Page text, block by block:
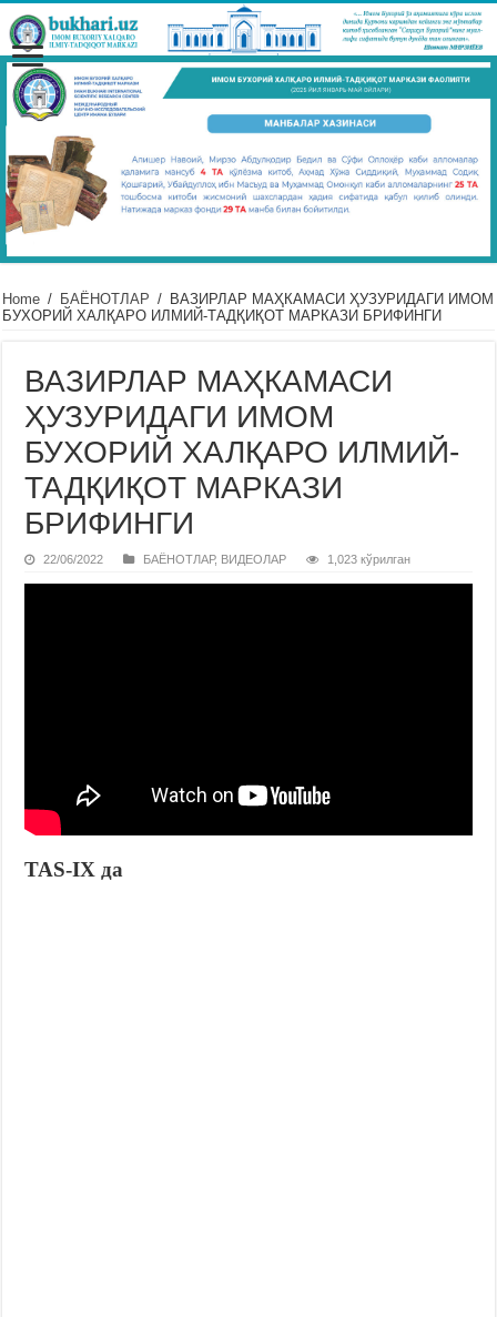
Home / БАЁНОТЛАР / ВАЗИРЛАР МАҲКАМАСИ ҲУЗУРИДАГИ ИМОМ
БУХОРИЙ ХАЛҚАРО ИЛМИЙ-ТАДҚИҚОТ МАРКАЗИ БРИФИНГИ
ВАЗИРЛАР МАҲКАМАСИ
ҲУЗУРИДАГИ ИМОМ
БУХОРИЙ ХАЛҚАРО ИЛМИЙ-
ТАДҚИҚОТ МАРКАЗИ
БРИФИНГИ
22/06/2022 БАЁНОТЛАР, ВИДЕОЛАР 1,023 кўрилган
TAS-IX да